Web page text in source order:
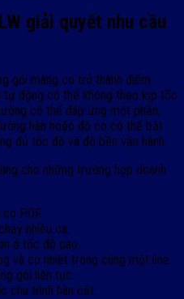
giải quyết nhu cầu
gói màng co trở thành điểm
tự động có thể không theo kịp tốc
có thể đáp ứng một phần,
hàn hoặc độ co có thể bắt
đủ tốc độ và độ bền vận hành.
cho những trường hợp doanh
POF.
nhiều ca.
ở tốc độ cao.
và co nhiệt trong cùng một line.
gói liên tục.
chu trình hàn cắt.